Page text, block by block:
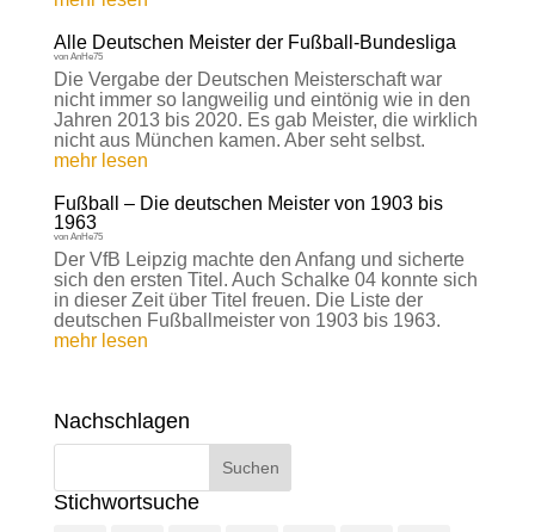
Alle Deutschen Meister der Fußball-Bundesliga
von AnHe75
Die Vergabe der Deutschen Meisterschaft war
nicht immer so langweilig und eintönig wie in den
Jahren 2013 bis 2020. Es gab Meister, die wirklich
nicht aus München kamen. Aber seht selbst.
mehr lesen
Fußball – Die deutschen Meister von 1903 bis
1963
von AnHe75
Der VfB Leipzig machte den Anfang und sicherte
sich den ersten Titel. Auch Schalke 04 konnte sich
in dieser Zeit über Titel freuen. Die Liste der
deutschen Fußballmeister von 1903 bis 1963.
mehr lesen
Nachschlagen
Stichwortsuche